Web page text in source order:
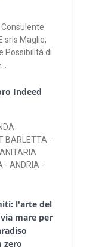
Consulente
srls Maglie,
Possibilità di
Indeed
BARLETTA -
- ANDRIA -
l'arte del
mare per
zero